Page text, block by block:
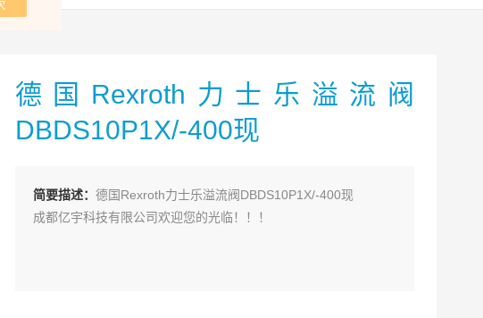
德国Rexroth力士乐溢流阀
DBDS10P1X/-400现
简要描述： 德国Rexroth力士乐溢流阀DBDS10P1X/-400现
成都亿宇科技有限公司欢迎您的光临！！！